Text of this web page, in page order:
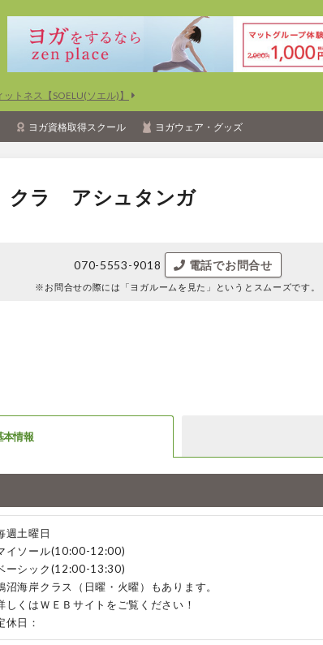
トネス【SOELU(ソエル)】
ヨガ資格取得スクール ヨガウェア・グッズ
クラ アシュタンガ
070-5553-9018 電話でお問合せ
※お問合せの際には 「ヨガルームを見た」というとスムーズです。
本情報
週土曜日
イソール(10:00-12:00)
ーシック(12:00-13:30)
沼海岸クラス（日曜・火曜）もあります。
しくはＷＥＢサイトをご覧ください！
休日：